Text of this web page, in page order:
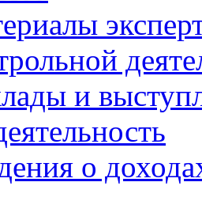
и
о